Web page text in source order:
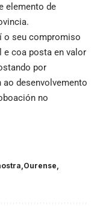
elemento de
o seu compromiso
e coa posta en valor
por
desenvolvemento
no
Ourense